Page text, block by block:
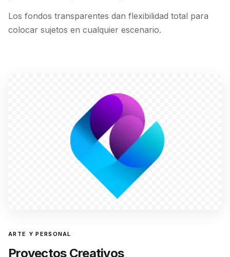
Los fondos transparentes dan flexibilidad total para
colocar sujetos en cualquier escenario.
ARTE Y PERSONAL
Proyectos Creativos